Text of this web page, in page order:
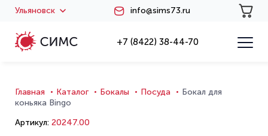
Ульяновск info@sims73.ru
+7 (8422) 38-44-70
Главная Каталог Бокалы Посуда
Бокал для
коньяка Bingo
Артикул: 20247.00